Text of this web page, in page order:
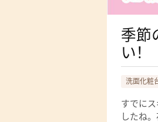
季節
い！
洗面化粧
すでに
したね